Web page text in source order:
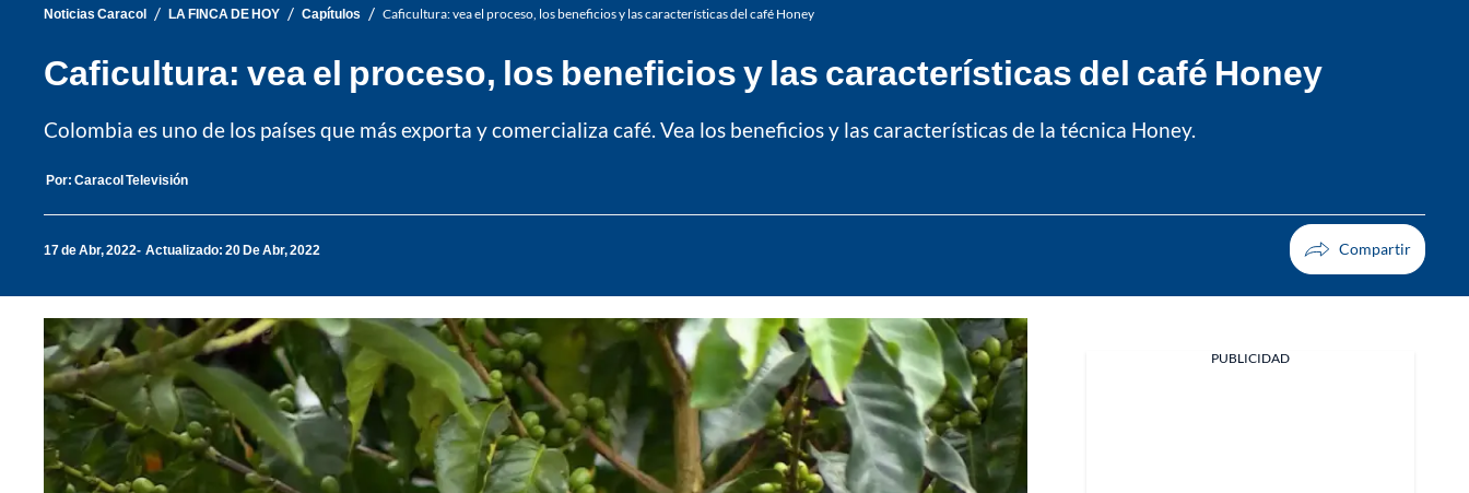
Noticias Caracol / LA FINCA DE HOY / Capítulos / Caficultura: vea el proceso, los beneficios y las características del café Honey
Caficultura: vea el proceso, los beneficios y las características del café Honey
Colombia es uno de los países que más exporta y comercializa café. Vea los beneficios y las características de la técnica Honey.
Por: Caracol Televisión
17 de Abr, 2022 Actualizado: 20 De Abr, 2022
PUBLICIDAD